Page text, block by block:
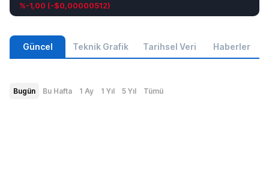
%-1,00 (-$0,00000512)
Güncel Teknik Grafik Tarihsel Veri Haberler
Bugün Bu Hafta 1 Ay 1 Yıl 5 Yıl Tümü